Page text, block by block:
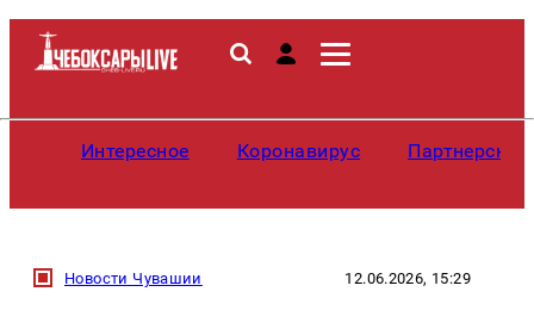
Интересное Коронавирус
Новости Чувашии 12.06.2026, 15:29